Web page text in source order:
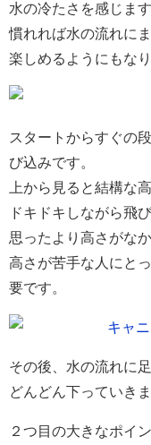
水の冷たさを感じま
慣れれば水の流れに
楽しめるようにもな
スタートからすぐの
び込みです。
上から見ると結構な
ドキドキしながら飛
思ったより高さがな
高さが苦手な人にと
要です。
その後、水の流れに
どんどん下っていきま
２つ目の大きなポイ